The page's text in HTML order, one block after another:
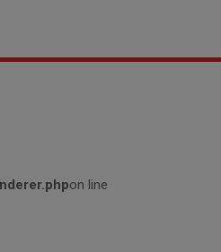
on line